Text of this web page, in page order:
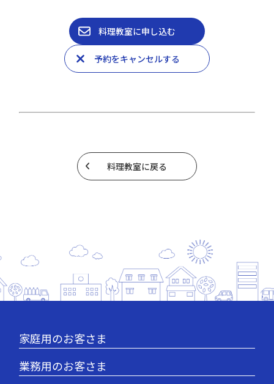
料理教室に申し込む
予約をキャンセルする
料理教室に戻る
家庭用のお客さま
業務用のお客さま